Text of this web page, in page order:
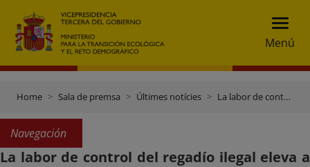
Menú
Home Sala de premsa Últimes notícies La labor de control del regadío ilegal eleva a 9.100 las hectáreas cerradas por el MITECO
Navegación
La labor de control del regadío ilegal eleva a